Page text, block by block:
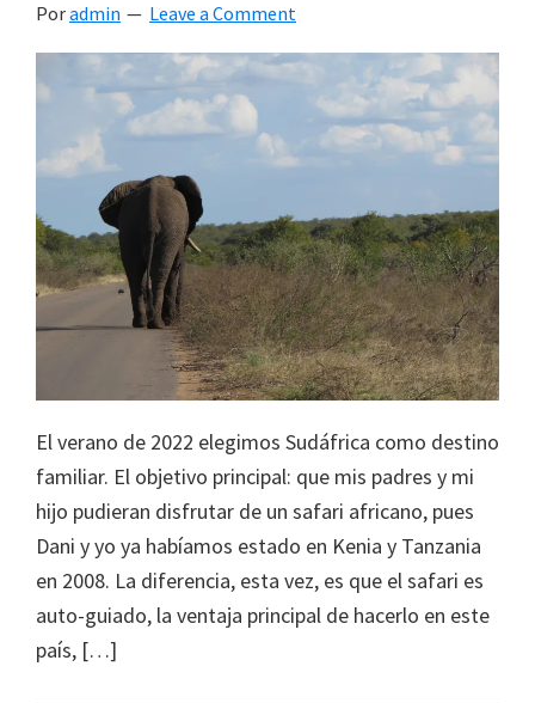
Poradmin Leave a Comment
El verano de 2022 elegimos Sudáfrica como destino
familiar. El objetivo principal: que mis padres y mi
hijo pudieran disfrutar de un safari africano, pues
Dani y yo ya habíamos estado en Kenia y Tanzania
en 2008. La diferencia, esta vez, es que el safari es
auto-guiado, la ventaja principal de hacerlo en este
país, […]